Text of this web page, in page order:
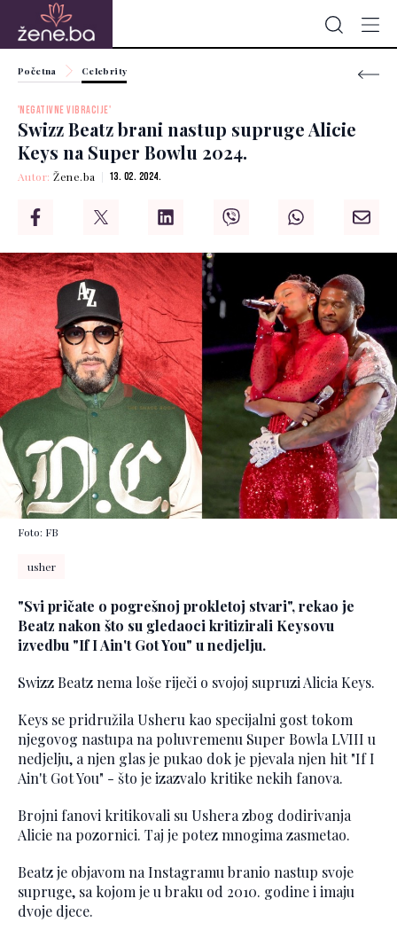
Početna Celebrity
'NEGATIVNE VIBRACIJE'
Swizz Beatz brani nastup supruge Alicie
Keys na Super Bowlu 2024.
Autor:Žene.ba 13. 02. 2024.
Foto: FB
usher
"Svi pričate o pogrešnoj prokletoj stvari", rekao je
Beatz nakon što su gledaoci kritizirali Keysovu
izvedbu "If I Ain't Got You" u nedjelju.
Swizz Beatz nema loše riječi o svojoj supruzi Alicia Keys.
Keys se pridružila Usheru kao specijalni gost tokom
njegovog nastupa na poluvremenu Super Bowla LVIII u
nedjelju, a njen glas je pukao dok je pjevala njen hit "If I
Ain't Got You" - što je izazvalo kritike nekih fanova.
Brojni fanovi kritikovali su Ushera zbog dodirivanja
Alicie na pozornici. Taj je potez mnogima zasmetao.
Beatz je objavom na Instagramu branio nastup svoje
supruge, sa kojom je u braku od 2010. godine i imaju
dvoje djece.